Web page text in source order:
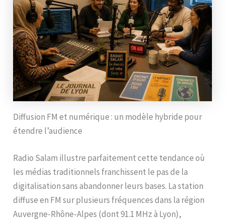
Diffusion FM et numérique : un modèle hybride pour
étendre l’audience
Radio Salam illustre parfaitement cette tendance où
les médias traditionnels franchissent le pas de la
digitalisation sans abandonner leurs bases. La station
diffuse en FM sur plusieurs fréquences dans la région
Auvergne-Rhône-Alpes (dont 91.1 MHz à Lyon),